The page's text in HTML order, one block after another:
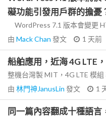
礙功能引發用戶群的擔憂
WordPress 7.1 版本會變更
由 Mack Chan 發文 1 天前
船舶應用，近海 4G LTE
整機台灣製 MIT，4G LTE 模
由 林門神JanusLin 發文 1
同一篇內容翻成十種語言